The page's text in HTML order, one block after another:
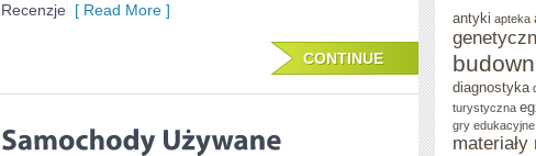
Recenzje [ Read More ]
CONTINUE
antyki apteka
diagnostyka
turystyczna
gry edukacyjne